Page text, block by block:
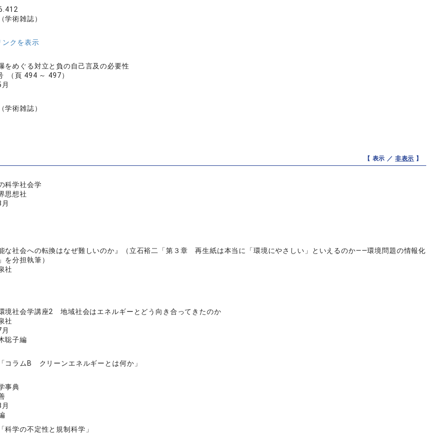
学術雑誌）
クを表示
をめぐる対立と負の自己言及の必要性
（頁 494 ～ 497）
学術雑誌）
【 表示 ／ 非表示 】
科学社会学
思想社
な社会への転換はなぜ難しいのか』（立石裕二「第３章 再生紙は本当に「環境にやさしい」といえるのか――環境問題の情報化
を分担執筆）
社
境社会学講座2 地域社会はエネルギーとどう向き合ってきたのか
社
聡子編
コラムB クリーンエネルギーとは何か」
事典
科学の不定性と規制科学」